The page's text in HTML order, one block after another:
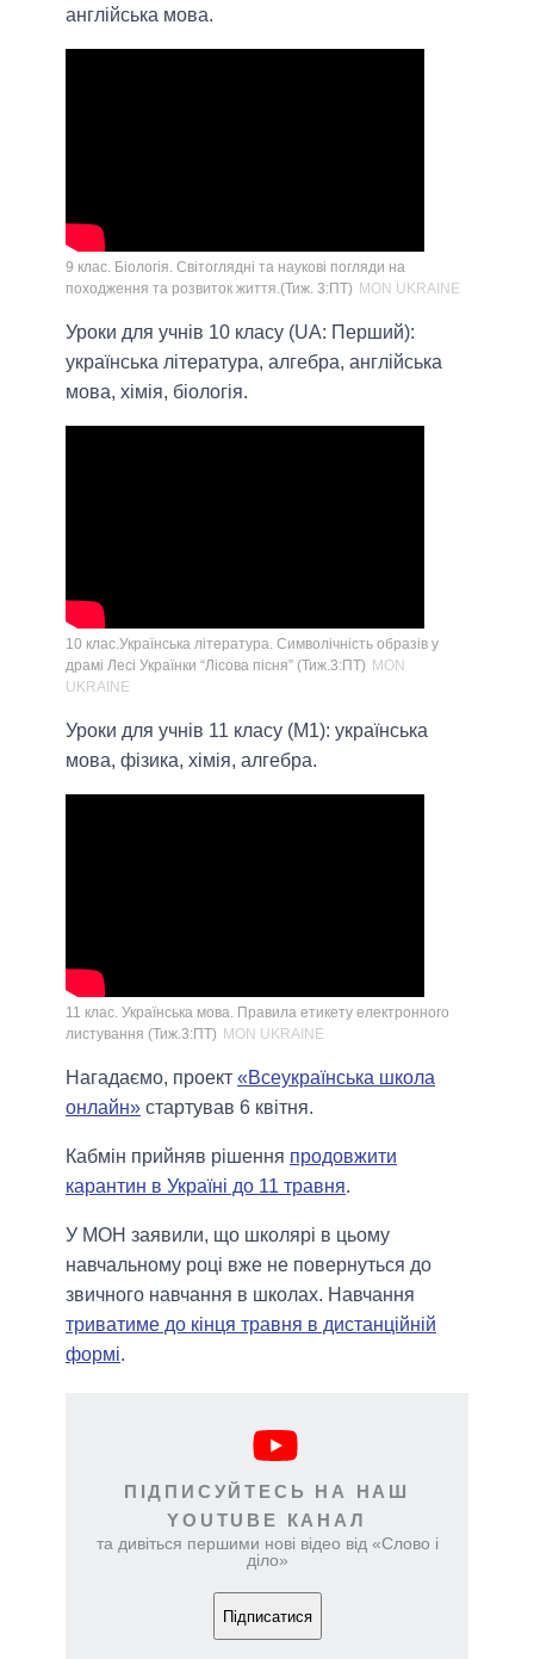
англійська мова.
9 клас. Біологія. Світоглядні та наукові погляди на
походження та розвиток життя.(Тиж. 3:ПТ) MON UKRAINE
Уроки для учнів 10 класу (UA: Перший):
українська література, алгебра, англійська
мова, хімія, біологія.
10 клас.Українська література. Символічність образів у
драмі Лесі Українки “Лісова пісня” (Тиж.3:ПТ) MON
UKRAINE
Уроки для учнів 11 класу (М1): українська
мова, фізика, хімія, алгебра.
11 клас. Українська мова. Правила етикету електронного
листування (Тиж.3:ПТ) MON UKRAINE
Нагадаємо, проект «Всеукраїнська школа
онлайн» стартував 6 квітня.
Кабмін прийняв рішення продовжити
карантин в Україні до 11 травня.
У МОН заявили, що школярі в цьому
навчальному році вже не повернуться до
звичного навчання в школах. Навчання
триватиме до кінця травня в дистанційній
формі.
ПІДПИСУЙТЕСЬ НА НАШ
YOUTUBE КАНАЛ
та дивіться першими нові відео від «Слово і
діло»
Підписатися